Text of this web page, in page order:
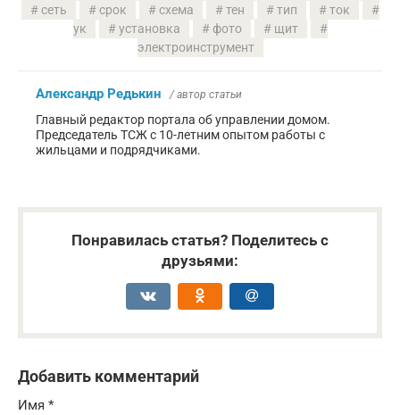
сеть
срок схема тен тип
ток
ук
установка фото
щит
электроинструмент
Александр Редькин / автор статьи
Главный редактор портала об управлении домом.
Председатель ТСЖ с 10-летним опытом работы с
жильцами и подрядчиками.
Понравилась статья? Поделитесь с
друзьями:
Добавить комментарий
Имя *